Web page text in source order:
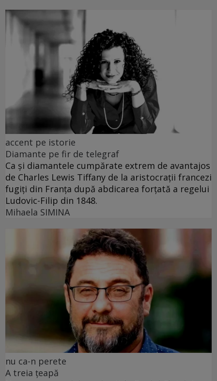
accent pe istorie
Diamante pe fir de telegraf
Ca și diamantele cumpărate extrem de avantajos
de Charles Lewis Tiffany de la aristocrații francezi
fugiți din Franța după abdicarea forțată a regelui
Ludovic-Filip din 1848.
Mihaela SIMINA
nu ca-n perete
A treia țeapă